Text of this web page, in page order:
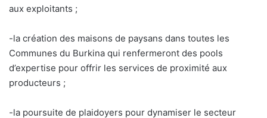
aux exploitants ;
-la création des maisons de paysans dans toutes les
Communes du Burkina qui renfermeront des pools
d’expertise pour offrir les services de proximité aux
producteurs ;
-la poursuite de plaidoyers pour dynamiser le secteur